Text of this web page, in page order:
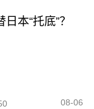
本“托底”？
08-06